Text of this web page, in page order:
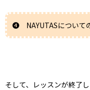
❹ NAYUTASについて
そして、レッスンが終了